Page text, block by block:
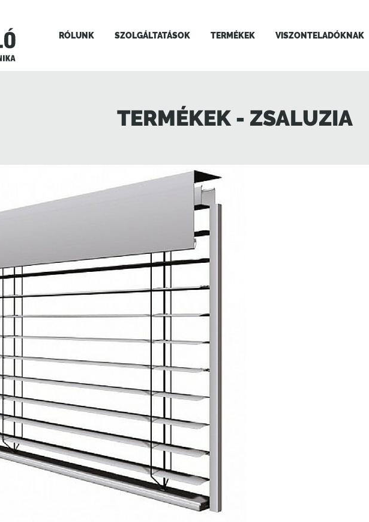
RÓLUNK SZOLGÁLTATÁSOK TERMÉKEK VISZONTELADÓKNAK
TERMÉKEK - ZSALUZIA